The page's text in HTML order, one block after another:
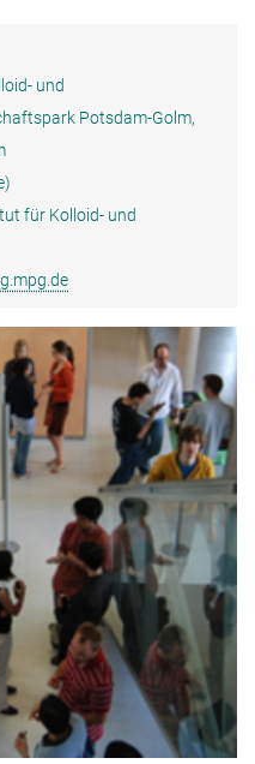
und
Potsdam-Golm,
für Kolloid- und